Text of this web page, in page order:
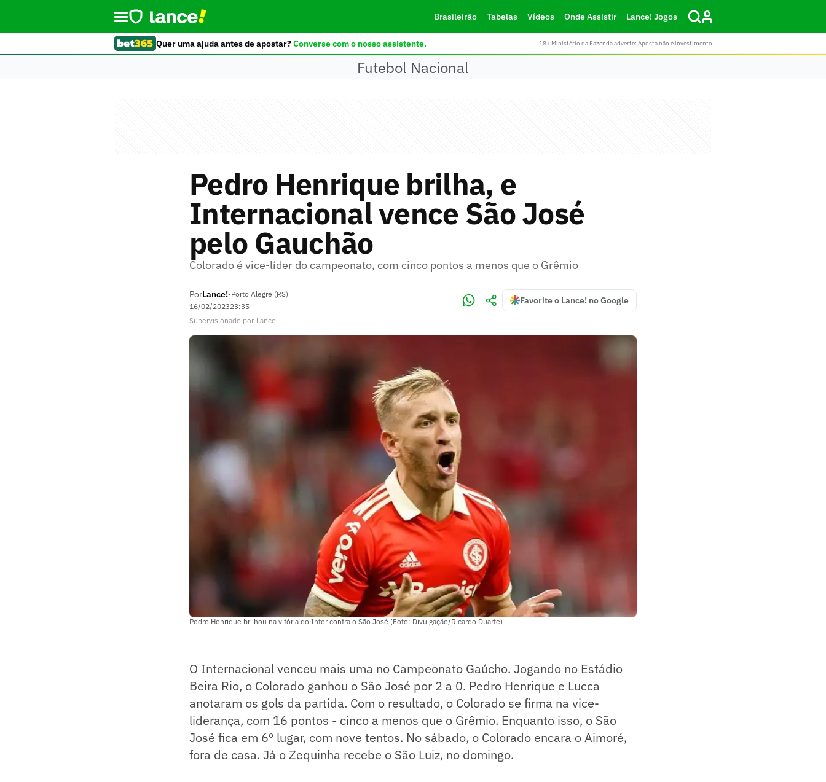
Brasileirão Tabelas Vídeos Onde Assistir Lance! Jogos
Quer uma ajuda antes de apostar?Converse com o nosso assistente. 18+ Ministério da Fazenda adverte: Aposta não é investimento
Futebol Nacional
Pedro Henrique brilha, e
Internacional vence São José
pelo Gauchão
Colorado é vice-líder do campeonato, com cinco pontos a menos que o Grêmio
PorLance!•Porto Alegre (RS)
16/02/202323:35
Favorite o Lance! no Google
Supervisionado por Lance!
Pedro Henrique brilhou na vitória do Inter contra o São José (Foto: Divulgação/Ricardo Duarte)
O Internacional venceu mais uma no Campeonato Gaúcho. Jogando no Estádio
Beira Rio, o Colorado ganhou o São José por 2 a 0. Pedro Henrique e Lucca
anotaram os gols da partida. Com o resultado, o Colorado se firma na vice-
liderança, com 16 pontos - cinco a menos que o Grêmio. Enquanto isso, o São
José fica em 6º lugar, com nove tentos. No sábado, o Colorado encara o Aimoré,
fora de casa. Já o Zequinha recebe o São Luiz, no domingo.